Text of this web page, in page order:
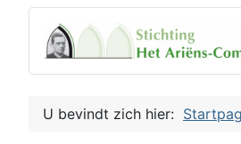
U bevindt zich hier: